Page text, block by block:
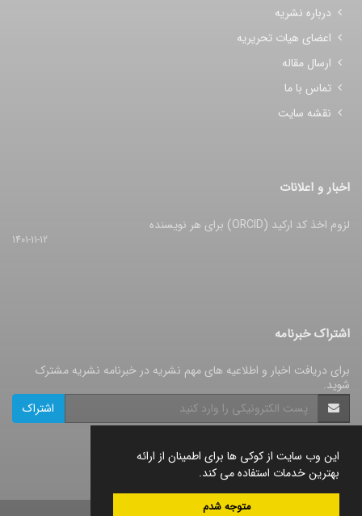
این وب سایت از کوکی ها برای اطمینان از ارائه
بهترین خدمات استفاده می کند.
متوجه شدم
درباره نشریه
اعضای هیات تحریریه
ارسال مقاله
تماس با ما
نقشه سایت
اخبار و اعلانات
لزوم اخذ کد ارکید (ORCID) برای هر نویسنده
1401-11-12
اشتراک خبرنامه
برای دریافت اخبار و اطلاعیه های مهم نشریه در خبرنامه نشریه مشترک
شوید.
اشتراک